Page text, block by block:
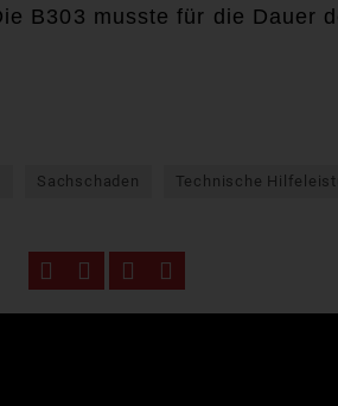
B303 musste für die Dauer
Sachschaden Technische